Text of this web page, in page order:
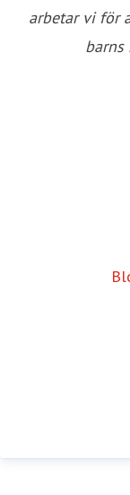
arbetar vi för
barns